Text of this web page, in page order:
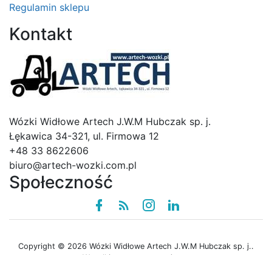
Regulamin sklepu
Kontakt
Wózki Widłowe Artech J.W.M Hubczak sp. j.
Łękawica 34-321, ul. Firmowa 12
+48 33 8622606
biuro@artech-wozki.com.pl
Społeczność
Facebook
Rssinstagram
linkedin
Copyright © 2026 Wózki Widłowe Artech J.W.M Hubczak sp. j..